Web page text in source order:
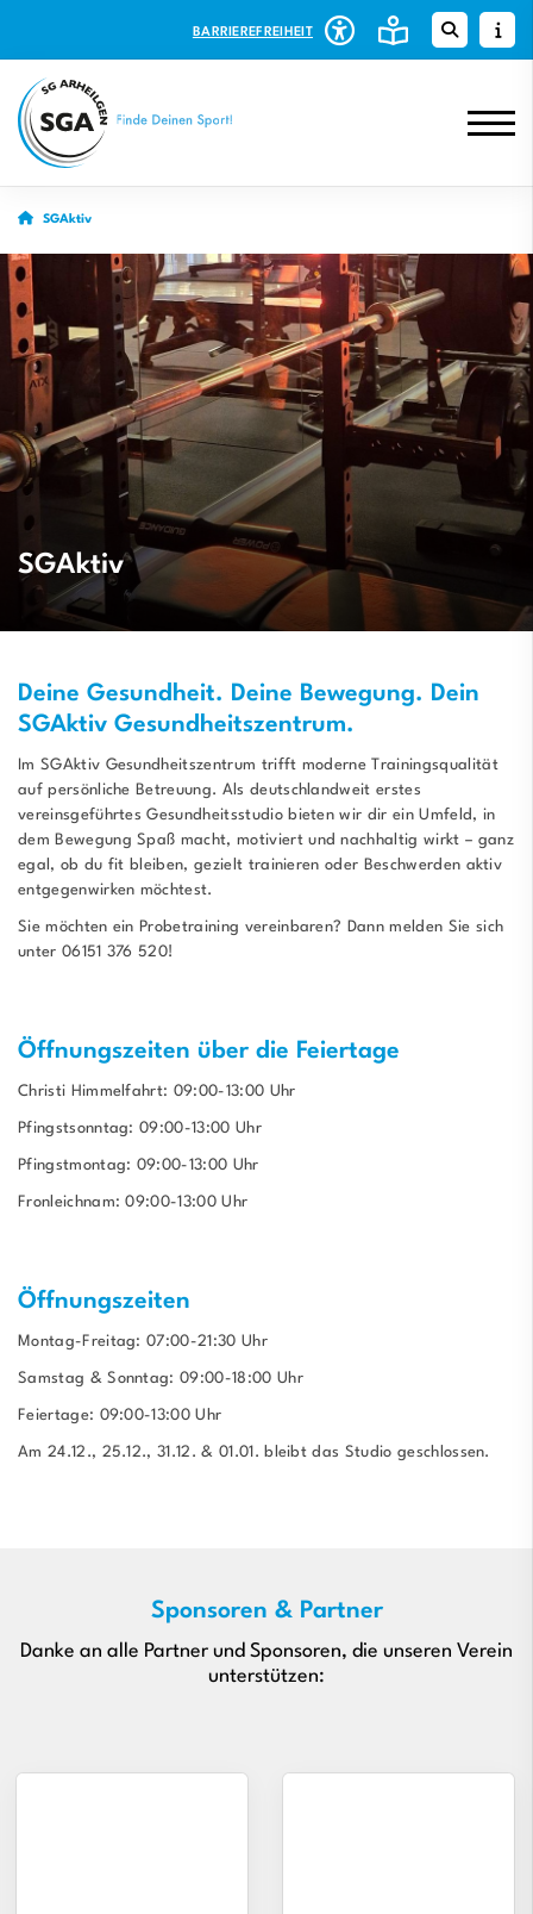
BARRIEREFREIHEIT
SGAktiv
SGAktiv
Deine Gesundheit. Deine Bewegung. Dein
SGAktiv Gesundheitszentrum.
Im SGAktiv Gesundheitszentrum trifft moderne Trainingsqualität
auf persönliche Betreuung. Als deutschlandweit erstes
vereinsgeführtes Gesundheitsstudio bieten wir dir ein Umfeld, in
dem Bewegung Spaß macht, motiviert und nachhaltig wirkt – ganz
egal, ob du fit bleiben, gezielt trainieren oder Beschwerden aktiv
entgegenwirken möchtest.
Sie möchten ein Probetraining vereinbaren? Dann melden Sie sich
unter 06151 376 520!
Öffnungszeiten über die Feiertage
Christi Himmelfahrt: 09:00-13:00 Uhr
Pfingstsonntag: 09:00-13:00 Uhr
Pfingstmontag: 09:00-13:00 Uhr
Fronleichnam: 09:00-13:00 Uhr
Öffnungszeiten
Montag-Freitag: 07:00-21:30 Uhr
Samstag & Sonntag: 09:00-18:00 Uhr
Feiertage: 09:00-13:00 Uhr
Am 24.12., 25.12., 31.12. & 01.01. bleibt das Studio geschlossen.
Sponsoren & Partner
Danke an alle Partner und Sponsoren, die unseren Verein
unterstützen: